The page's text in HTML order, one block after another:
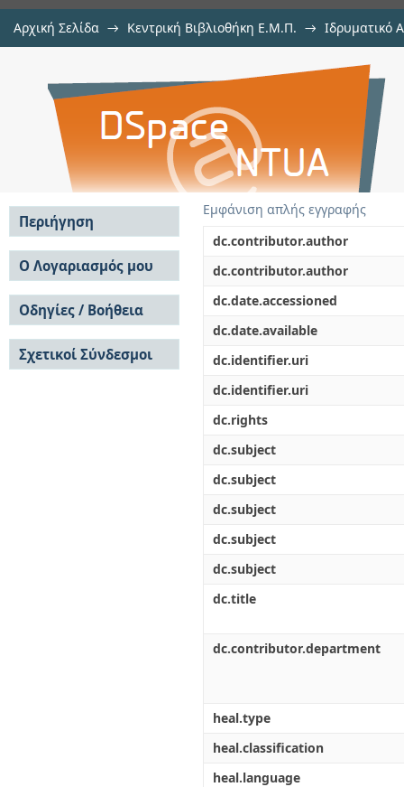
Αρχική Σελίδα → Κεντρική Βιβλιοθήκη Ε.Μ.Π. → Ιδρυματικό
Διερεύνηση, αποτίμηση και
Ταρσούλη - Αξελού στην Κορώνη
Εμφάνιση απλής εγγραφής
dc.contributor.author
dc.contributor.author
dc.date.accessioned
dc.date.available
dc.identifier.uri
dc.identifier.uri
dc.rights
dc.subject
dc.subject
dc.subject
dc.subject
dc.subject
dc.title
dc.contributor.department
heal.type
heal.classification
heal.language
Περιήγηση
Σε όλο το DSpace
Κοινότητες & Συλλογές
Ανά Ημερομηνία
Έκδοσης
Συγγραφείς
Τίτλοι
Θέματα
Ο Λογαριασμός μου
Σύνδεση
Εγγραφή
Οδηγίες / Βοήθεια
Οδηγίες Υποβολής
Οδηγίες Χρήσης ΙΑ
Συχνές Ερωτήσεις
Σχετικοί Σύνδεσμοι